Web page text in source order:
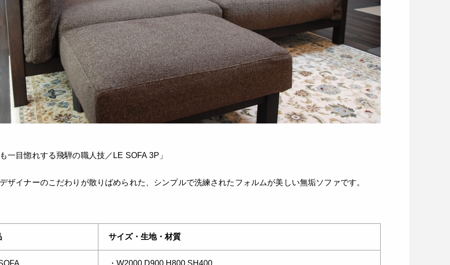
一目惚れする飛騨の職人技／LE SOFA 3P」
ザイナーのこだわりが散りばめられた、シンプルで洗練されたフォルムが美しい無垢ソファです。
サイズ・生地・材質
・W2000 D900 H800 SH400